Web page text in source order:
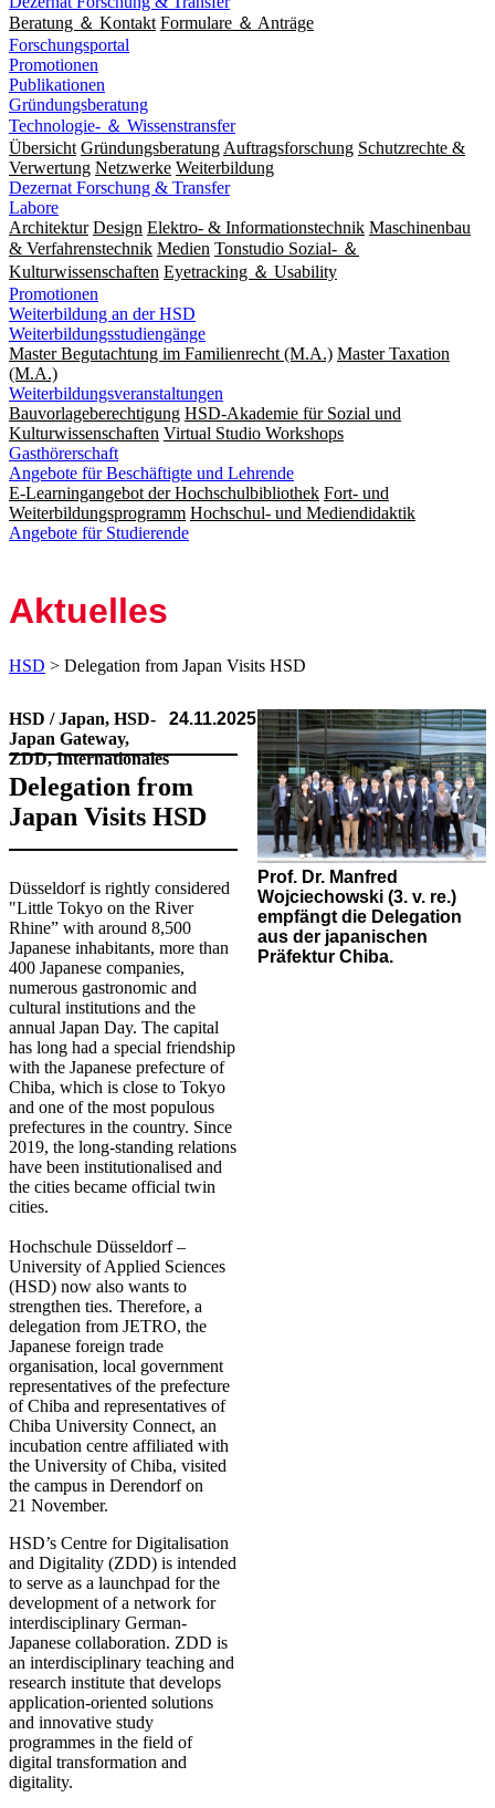
Beratung ＆ Kontakt Formulare ＆ Anträge
Forschungsportal
Promotionen
Publikationen
Gründungsberatung
Technologie- ＆ Wissenstransfer
Übersicht Gründungsberatung Auftragsforschung Schutzrechte &
Verwertung Netzwerke Weiterbildung
Dezernat Forschung & Transfer
Labore
Architektur Design Elektro- & Informationstechnik Maschinenbau
& Verfahrenstechnik Medien Tonstudio Sozial- ＆
Kulturwissenschaften Eyetracking ＆ Usability
Promotionen
Weiterbildung an der HSD
Weiterbildungsstudiengänge
Master Begutachtung im Familienrecht (M.A.) Master Taxation
(M.A.)
Weiterbildungsveranstaltungen
Bauvorlageberechtigung HSD-Akademie für Sozial und
Kulturwissenschaften Virtual Studio Workshops
Gasthörerschaft
Angebote für Beschäftigte und Lehrende
E-Learningangebot der Hochschulbibliothek Fort- und
Weiterbildungsprogramm Hochschul- und Mediendidaktik
Angebote für Studierende
Aktuelles
HSD > Delegation from Japan Visits HSD
HSD / Japan, HSD-
Japan Gateway,
ZDD, Internationales
24.11.2025
Delegation from
Japan Visits HSD
​Düsseldorf is rightly considered
"Little Tokyo on the River
Rhine” with around 8,500
Japanese inhabitants, more than
400 Japanese companies,
numerous gastronomic and
cultural institutions and the
annual Japan Day. The capital
has long had a special friendship
with the Japanese prefecture of
Chiba, which is close to Tokyo
and one of the most populous
prefectures in the country. Since
2019, the long-standing relations
have been institutionalised and
the cities became official twin
cities.
Hochschule Düsseldorf –
University of Applied Sciences
(HSD) now also wants to
strengthen ties. Therefore, a
delegation from JETRO, the
Japanese foreign trade
organisation, local government
representatives of the prefecture
of Chiba and representatives of
Chiba University Connect, an
incubation centre affiliated with
the University of Chiba, visited
the campus in Derendorf on
21 November.
HSD’s Centre for Digitalisation
and Digitality (ZDD) is intended
to serve as a launchpad for the
development of a network for
interdisciplinary German-
Japanese collaboration. ZDD is
an interdisciplinary teaching and
research institute that develops
application-oriented solutions
and innovative study
programmes in the field of
digital transformation and
digitality.
Prof. Dr. Manfred
Wojciechowski (3. v. re.)
empfängt die Delegation
aus der japanischen
Präfektur Chiba.